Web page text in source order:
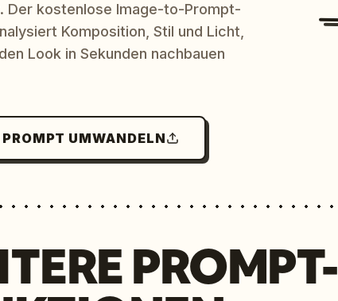
Der kostenlose Image-to-Prompt-
Komposition, Stil und Licht,
Look in Sekunden nachbauen
UMWANDELN
PROMPT-